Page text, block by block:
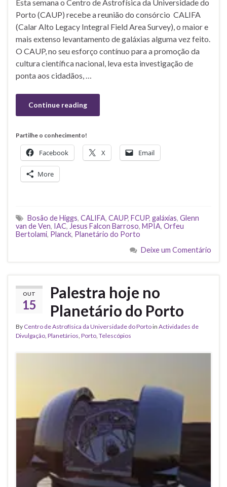
Esta semana o Centro de Astrofísica da Universidade do
Porto (CAUP) recebe a reunião do consórcio CALIFA
(Calar Alto Legacy Integral Field Area Survey), o maior e
mais extenso levantamento de galáxias alguma vez feito.
O CAUP, no seu esforço contínuo para a promoção da
cultura científica nacional, leva esta investigação de
ponta aos cidadãos, …
Continue reading
Partilhe o conhecimento!
Facebook X Email
More
Bosão de Higgs, CALIFA, CAUP, FCUP, galáxias, Glenn
van de Ven, IAC, Jesus Falcon Barroso, MPIA, Orfeu
Bertolami, Planck, Planetário do Porto
Deixe um Comentário
OUT
15
Palestra hoje no
Planetário do Porto
By Centro de Astrofísica da Universidade do Portoin Actividades de
Divulgação, Planetários, Porto, Telescópios